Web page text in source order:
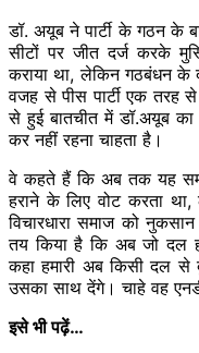
डॉ. अयूब ने पार्टी के गठन के
सीटों पर जीत दर्ज करके
कराया था, लेकिन गठबंधन के
वजह से पीस पार्टी एक
से हुई बातचीत में डॉ.अयूब
कर नहीं रहना चाहता है।
वे कहते हैं कि अब तक यह
हराने के लिए वोट करता
विचारधारा समाज को
तय किया है कि अब जो दल
कहा हमारी अब किसी दल से
उसका साथ देंगे। चाहे वह
इसे भी पढ़ें…